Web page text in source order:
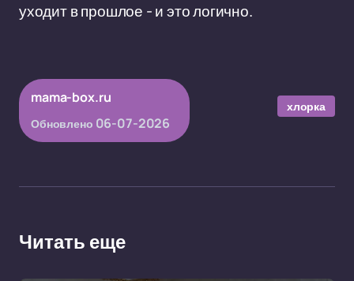
уходит в прошлое - и это логично.
mama-box.ru
Обновлено 06-07-2026
хлорка
Читать еще